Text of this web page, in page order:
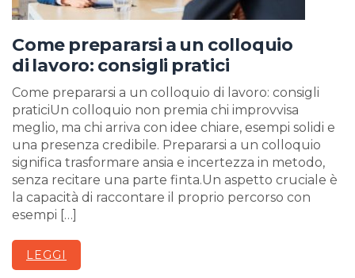
Come prepararsi a un colloquio
di lavoro: consigli pratici
Come prepararsi a un colloquio di lavoro: consigli
praticiUn colloquio non premia chi improvvisa
meglio, ma chi arriva con idee chiare, esempi solidi e
una presenza credibile. Prepararsi a un colloquio
significa trasformare ansia e incertezza in metodo,
senza recitare una parte finta.Un aspetto cruciale è
la capacità di raccontare il proprio percorso con
esempi […]
LEGGI